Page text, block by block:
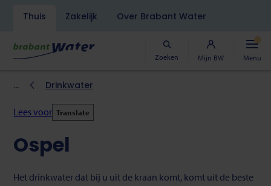
Overslaan
naar
de
gaan
Thuis Zakelijk Over Brabant Water
Zoeken Mijn BW Menu
Kruimelpad
Drinkwater
Lees voor Translate
Ospel
Het drinkwater dat bij u uit de kraan komt, komt uit de beste